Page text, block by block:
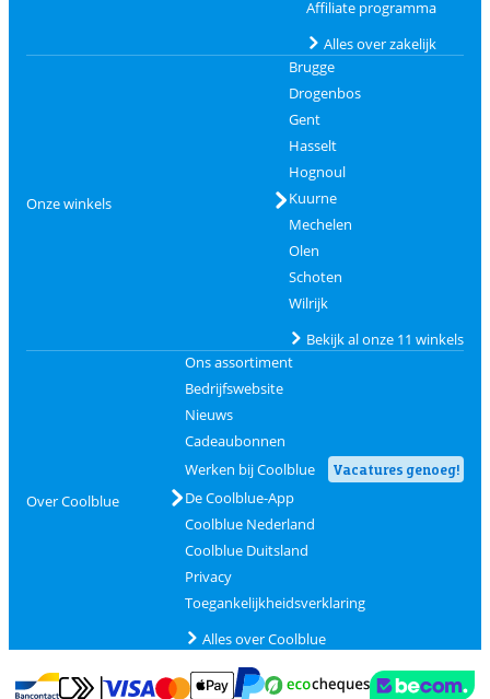
Affiliate programma
Alles over zakelijk
Onze winkels
Brugge
Drogenbos
Gent
Hasselt
Hognoul
Kuurne
Mechelen
Olen
Schoten
Wilrijk
Bekijk al onze 11 winkels
Over Coolblue
Ons assortiment
Bedrijfswebsite
Nieuws
Cadeaubonnen
Werken bij Coolblue
Vacatures genoeg!
De Coolblue-App
Coolblue Nederland
Coolblue Duitsland
Privacy
Toegankelijkheidsverklaring
Alles over Coolblue